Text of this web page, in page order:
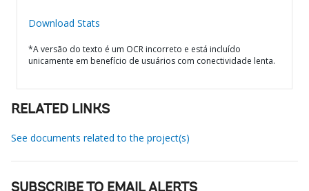
Download Stats
*A versão do texto é um OCR incorreto e está incluído
unicamente em benefício de usuários com conectividade lenta.
RELATED LINKS
See documents related to the project(s)
SUBSCRIBE TO EMAIL ALERTS